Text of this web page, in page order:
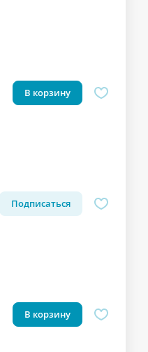
В корзину
Подписаться
В корзину